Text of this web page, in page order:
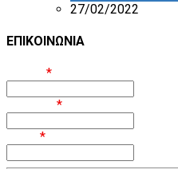
27/02/2022
ΕΠΙΚΟΙΝΩΝΙΑ
*
*
*